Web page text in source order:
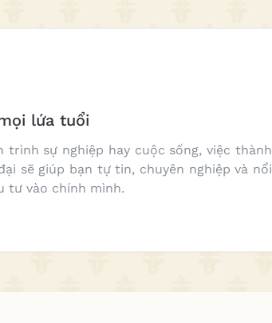
lứa tuổi
trình sự nghiệp hay cuộc sống, việc thành
sẽ giúp bạn tự tin, chuyên nghiệp và nổi
tư vào chính mình.